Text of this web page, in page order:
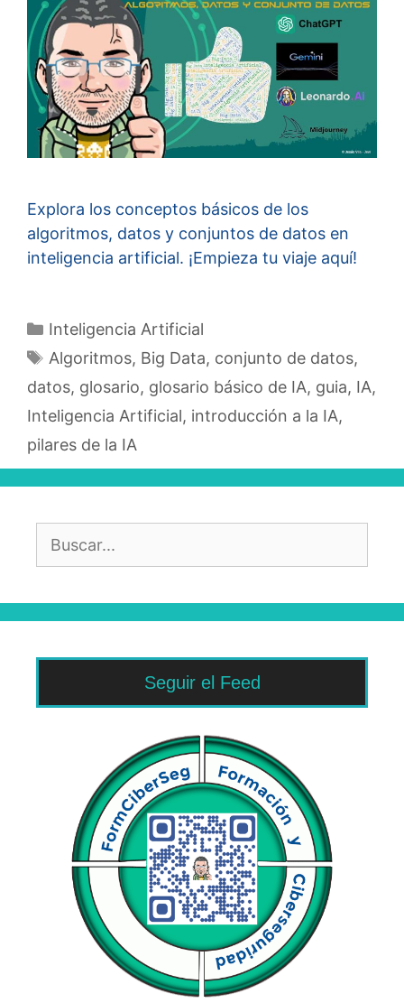
Explora los conceptos básicos de los
algoritmos, datos y conjuntos de datos en
inteligencia artificial. ¡Empieza tu viaje aquí!
Categorías
Inteligencia Artificial
Etiquetas
Algoritmos, Big Data, conjunto de datos,
datos, glosario, glosario básico de IA, guia, IA,
Inteligencia Artificial, introducción a la IA,
pilares de la IA
Seguir el Feed